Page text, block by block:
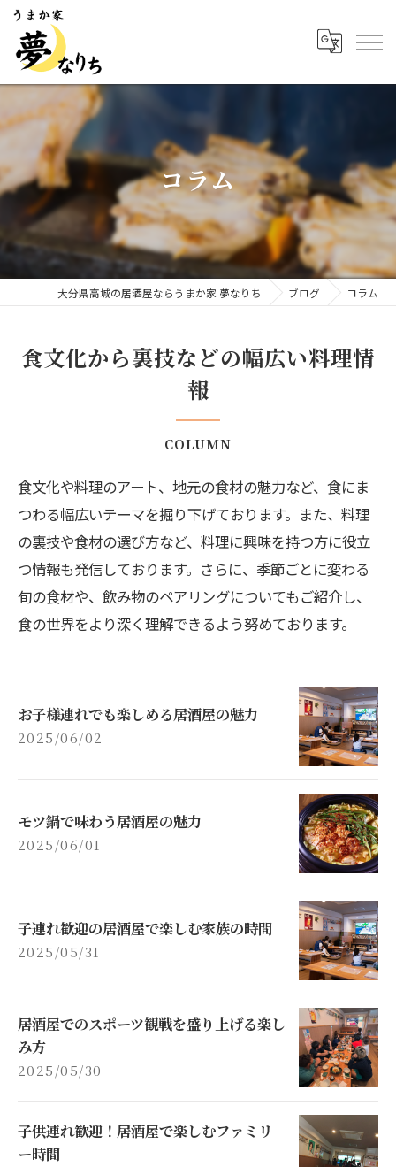
コラム
大分県高城の居酒屋ならうまか家 夢なりち ブログ コラム
食文化から裏技などの幅広い料理情
報
COLUMN
食文化や料理のアート、地元の食材の魅力など、食にま
つわる幅広いテーマを掘り下げております。また、料理
の裏技や食材の選び方など、料理に興味を持つ方に役立
つ情報も発信しております。さらに、季節ごとに変わる
旬の食材や、飲み物のペアリングについてもご紹介し、
食の世界をより深く理解できるよう努めております。
お子様連れでも楽しめる居酒屋の魅力
2025/06/02
モツ鍋で味わう居酒屋の魅力
2025/06/01
子連れ歓迎の居酒屋で楽しむ家族の時間
2025/05/31
居酒屋でのスポーツ観戦を盛り上げる楽し
み方
2025/05/30
子供連れ歓迎！居酒屋で楽しむファミリ
ー時間